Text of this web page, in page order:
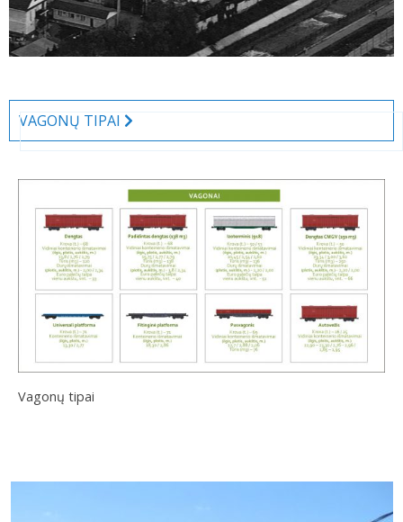
VAGONŲ TIPAI
Vagonų tipai